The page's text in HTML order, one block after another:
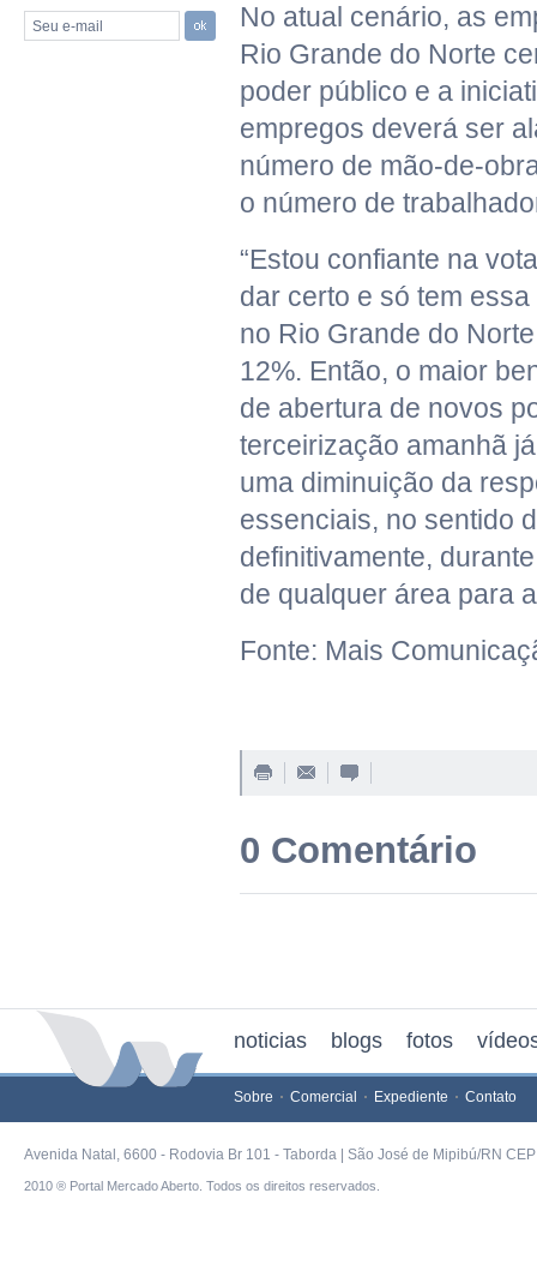
Seu e-mail
No atual cenário, as
Rio Grande do Norte
poder público e a
empregos deverá ser
número de mão-de-
o número de
“Estou confiante na
dar certo e só tem
no Rio Grande do
12%. Então, o maior
de abertura de
terceirização amanhã
uma diminuição da
essenciais, no sentido
definitivamente,
de qualquer área para
Fonte: Mais
0 Comentário
noticias blogs fotos
Sobre Comercial Expediente Contato
Avenida Natal, 6600 - Rodovia Br 101 - Taborda | São José de Mipibú/RN
2010 ® Portal Mercado Aberto. Todos os direitos reservados.